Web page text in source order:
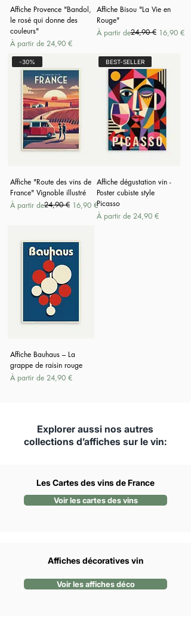
Affiche Provence "Bandol,
le rosé qui donne des
couleurs"
À partir de 24,90 €
Prix promotionnel
Affiche Bisou "La Vie en
Rouge"
À partir de
Prix original24,90 € 16,90 €
Prix promotionnel
-30%
Affiche "Route des vins de
France" Vignoble illustré
À partir de
Prix original24,90 € 16,90 €
Prix promotionnel
BEST-SELLER
Affiche dégustation vin -
Poster cubiste style
Picasso
À partir de 24,90 €
Prix promotionnel
Affiche Bauhaus – La
grappe de raisin rouge
À partir de 24,90 €
Prix promotionnel
Explorer aussi nos autres
collections d’affiches sur le vin:
Les Cartes des vins de France
Voir les cartes des vins
Affiches décoratives vin
Voir les affiches déco